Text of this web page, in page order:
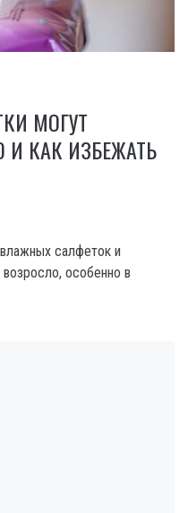
МОГУТ
КАК ИЗБЕЖАТЬ
салфеток и
особенно в